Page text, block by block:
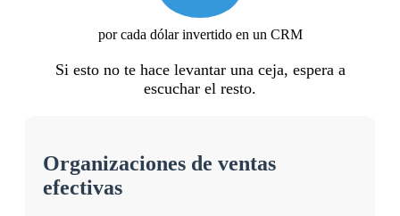
por cada dólar invertido en un CRM
Si esto no te hace levantar una ceja, espera a
escuchar el resto.
Organizaciones de ventas
efectivas